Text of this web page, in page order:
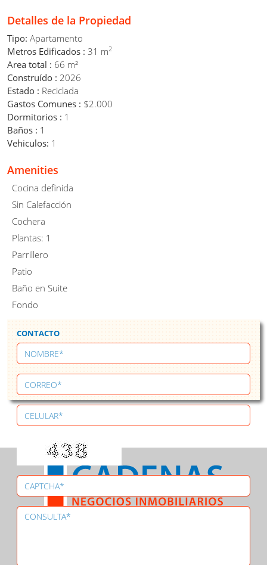
Detalles de la Propiedad
Tipo: Apartamento
Metros Edificados : 31 m2
Area total : 66 m²
Construído : 2026
Estado : Reciclada
Gastos Comunes : $2.000
Dormitorios : 1
Baños : 1
Vehiculos: 1
Amenities
Cocina definida
Sin Calefacción
Cochera
Plantas: 1
Parrillero
Patio
Baño en Suite
Fondo
CONTACTO